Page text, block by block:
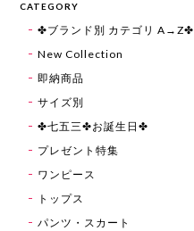
CATEGORY
✤ブランド別 カテゴリ A→Z✤
New Collection
即納商品
サイズ別
✤七五三✤お誕生日✤
プレゼント特集
ワンピース
トップス
パンツ・スカート